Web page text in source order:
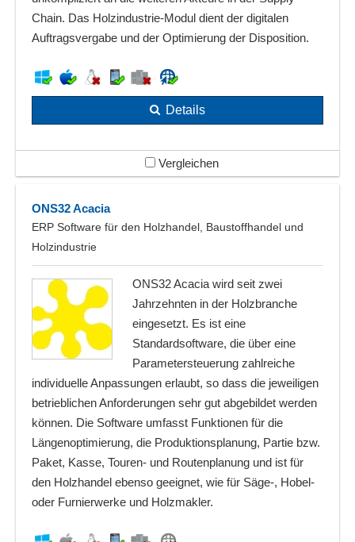
Chain. Das Holzindustrie-Modul dient der digitalen
Auftragsvergabe und der Optimierung der Disposition.
Details
Vergleichen
ONS32 Acacia
ERP Software für den Holzhandel, Baustoffhandel und
Holzindustrie
ONS32 Acacia wird seit zwei
Jahrzehnten in der Holzbranche
eingesetzt. Es ist eine
Standardsoftware, die über eine
Parametersteuerung zahlreiche
individuelle Anpassungen erlaubt, so dass die jeweiligen
betrieblichen Anforderungen sehr gut abgebildet werden
können. Die Software umfasst Funktionen für die
Längenoptimierung, die Produktionsplanung, Partie bzw.
Paket, Kasse, Touren- und Routenplanung und ist für
den Holzhandel ebenso geeignet, wie für Säge-, Hobel-
oder Furnierwerke und Holzmakler.